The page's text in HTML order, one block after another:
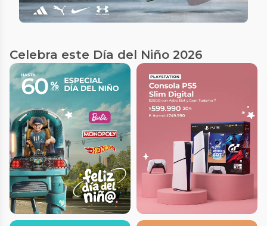
Celebra este Día del Niño 2026